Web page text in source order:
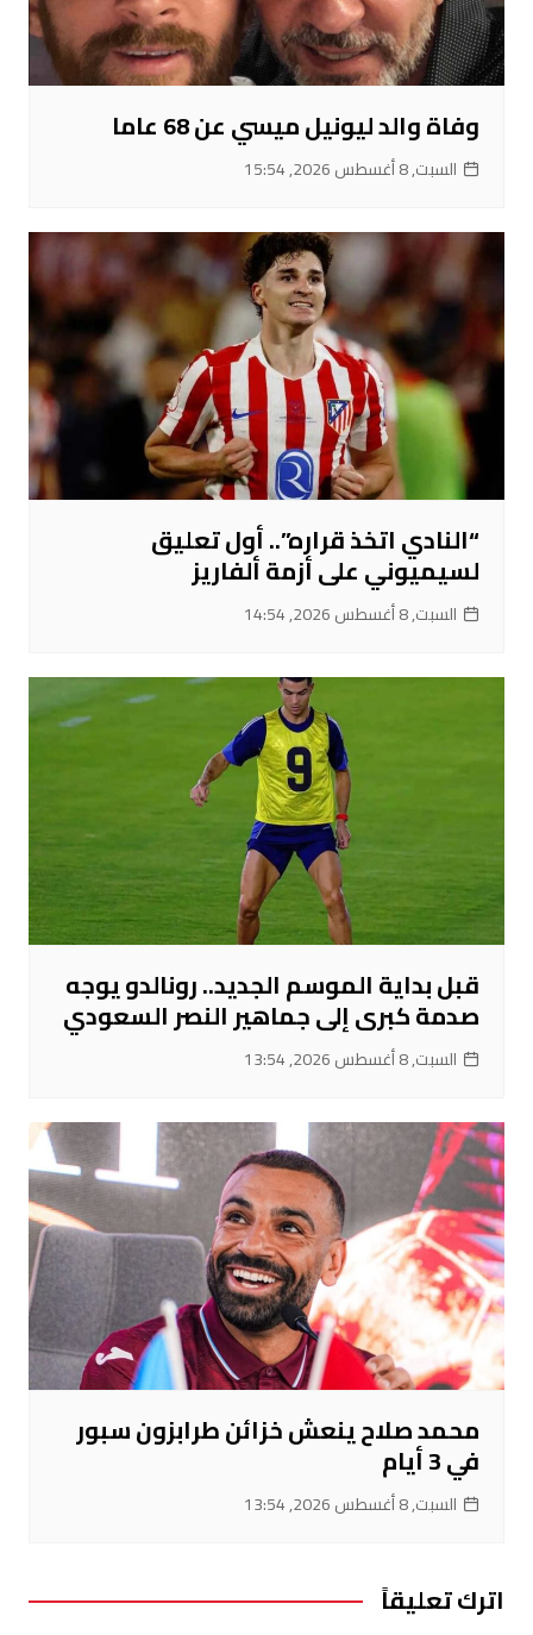
وفاة والد ليونيل ميسي عن 68 عاما
السبت, 8 أغسطس 2026, 15:54
“النادي اتخذ قراره”.. أول تعليق
لسيميوني على أزمة ألفاريز
السبت, 8 أغسطس 2026, 14:54
قبل بداية الموسم الجديد.. رونالدو يوجه
صدمة كبرى إلى جماهير النصر السعودي
السبت, 8 أغسطس 2026, 13:54
محمد صلاح ينعش خزائن طرابزون سبور
في 3 أيام
السبت, 8 أغسطس 2026, 13:54
اترك تعليقاً